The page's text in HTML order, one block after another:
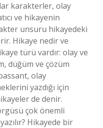
karakterler, olay
ve hikayenin
unsuru hikayedeki
Hikaye nedir ve
türü vardır: olay ve
düğüm ve çözüm
olay
yazdığı için
de denir.
çok önemli
Hikayede bir